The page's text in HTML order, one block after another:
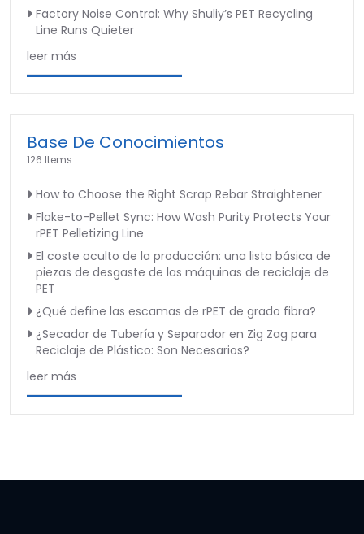
Factory Noise Control: Why Shuliy’s PET Recycling
Line Runs Quieter
leer más
Base De Conocimientos
126 Items
How to Choose the Right Scrap Rebar Straightener
Flake-to-Pellet Sync: How Wash Purity Protects Your
rPET Pelletizing Line
El coste oculto de la producción: una lista básica de
piezas de desgaste de las máquinas de reciclaje de
PET
¿Qué define las escamas de rPET de grado fibra?
¿Secador de Tubería y Separador en Zig Zag para
Reciclaje de Plástico: Son Necesarios?
leer más